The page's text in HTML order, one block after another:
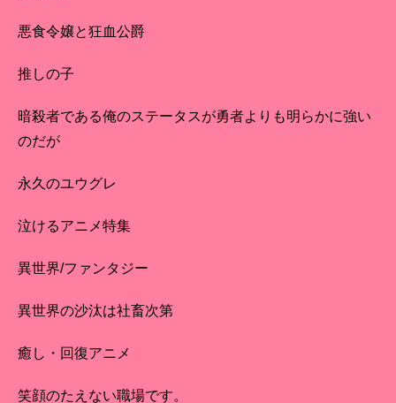
悪食令嬢と狂血公爵
推しの子
暗殺者である俺のステータスが勇者よりも明らかに強い
のだが
永久のユウグレ
泣けるアニメ特集
異世界/ファンタジー
異世界の沙汰は社畜次第
癒し・回復アニメ
笑顔のたえない職場です。